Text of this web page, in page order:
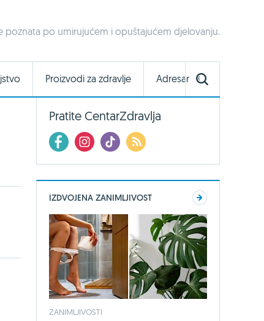
poznata po umirujućem i opuštajućem djelovanju.
Proizvodi za zdravlje Adresar
Pratite CentarZdravlja
IZDVOJENA ZANIMLJIVOST
ZANIMLJIVOSTI